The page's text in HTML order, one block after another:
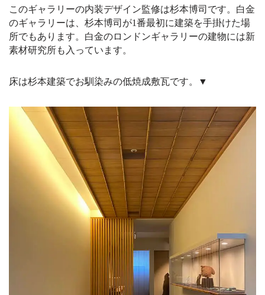
このギャラリーの内装デザイン監修は杉本博司です。白金
のギャラリーは、杉本博司が1番最初に建築を手掛けた場
所でもあります。白金のロンドンギャラリーの建物には新
素材研究所も入っています。
床は杉本建築でお馴染みの低焼成敷瓦です。▼